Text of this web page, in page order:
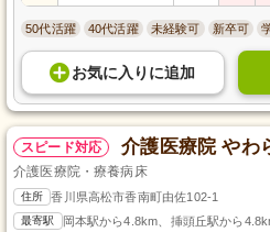
50代活躍 40代活躍 未経験可 新卒可
お気に入り に追加
スピード対応 介護医療院 やわ
介護医療院・療養病床
住所 香川県高松市香南町由佐102-1
最寄駅 岡本駅から4.8km、挿頭丘駅から